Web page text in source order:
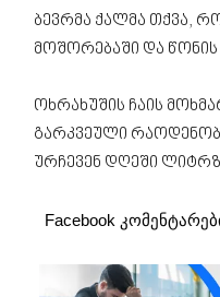
ბევრმა ქალმა თქვა,
მოშორებაში და
ოხრახუშის ჩაის
გარკვეული
ურჩევენ დღეში
Facebook